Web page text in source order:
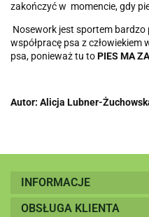
zakończyć w momencie, gdy
Nosework jest sportem
współpracę psa z człowiekiem
psa, ponieważ tu toPIES MA
Autor: Alicja Lubner-
INFORMACJE
OBSŁUGA KLIENTA